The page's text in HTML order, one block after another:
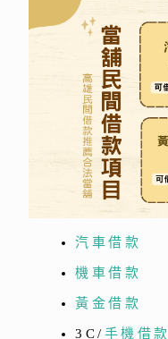
汽車借款
機車借款
黃金借款
3C/ 手機借款